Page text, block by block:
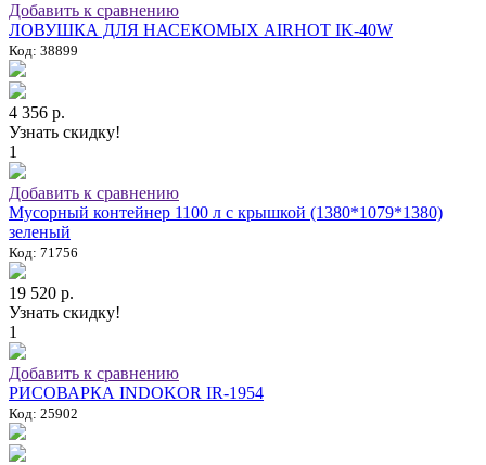
Добавить к сравнению
ЛОВУШКА ДЛЯ НАСЕКОМЫХ AIRHOT IK-40W
Код: 38899
4 356 р.
Узнать скидку!
1
Добавить к сравнению
Мусорный контейнер 1100 л с крышкой (1380*1079*1380)
зеленый
Код: 71756
19 520 р.
Узнать скидку!
1
Добавить к сравнению
РИСОВАРКА INDOKOR IR-1954
Код: 25902